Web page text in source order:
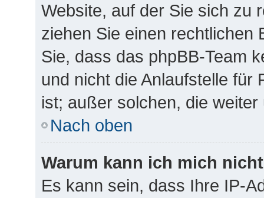
Website, auf der Sie sich zu
ziehen Sie einen rechtlichen
Sie, dass das phpBB-Team
und nicht die Anlaufstelle für
ist; außer solchen, die
Nach oben
Warum kann ich mich
Es kann sein, dass Ihre IP-